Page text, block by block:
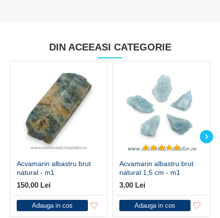
DIN ACEEASI CATEGORIE
Acvamarin albastru brut
natural - m1
150,00 Lei
Adauga in cos
Acvamarin albastru brut
natural 1,5 cm - m1
3,00 Lei
Adauga in cos